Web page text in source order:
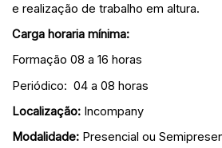
e realização de trabalho em altura.
Carga horaria mínima:
Formação 08 a 16 horas
Periódico: 04 a 08 horas
Localização:Incompany
Modalidade:Presencial ou